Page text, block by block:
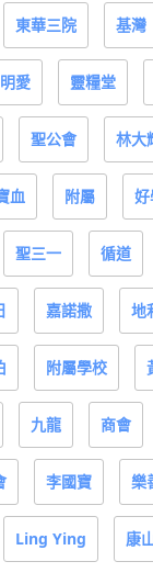
東華三院 基灣
明愛 靈糧堂
聖公會 林大
血 附屬
聖三一 循道
嘉諾撒 地
附屬學校
九龍 商會
李國寶 樂
Ling Ying 康